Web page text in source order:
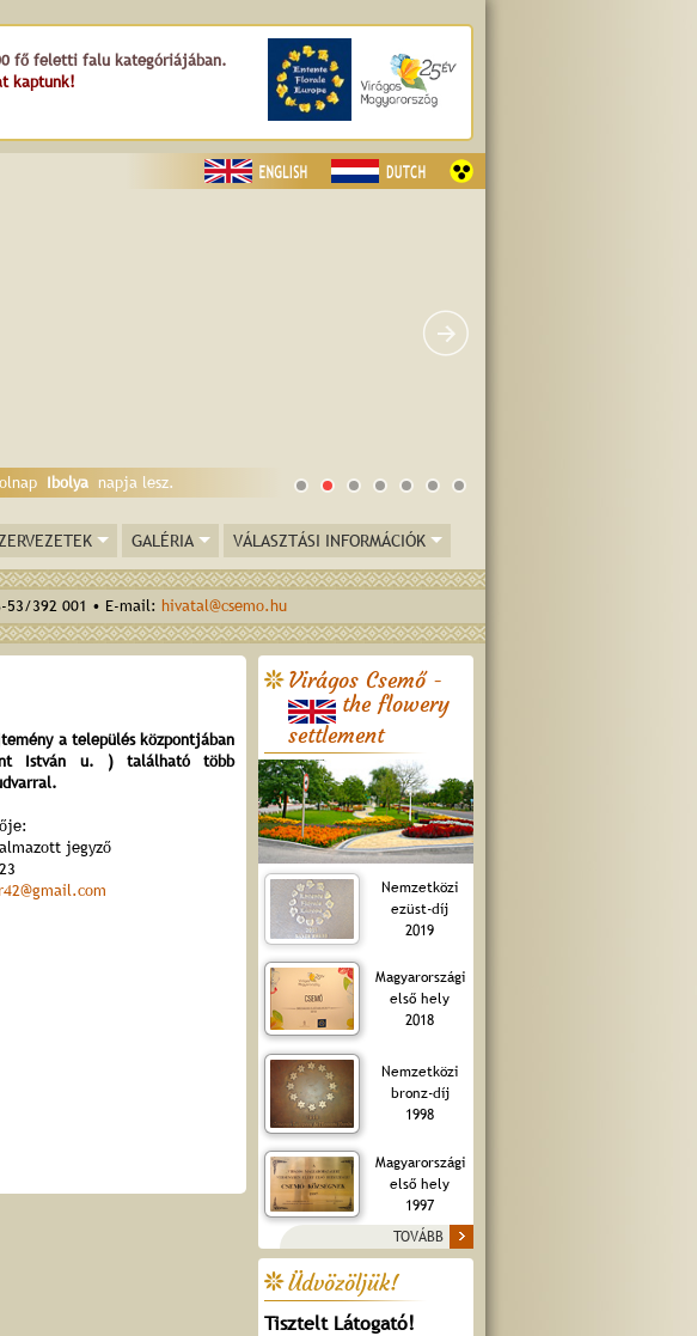
fő feletti falu kategóriájában.
kaptunk!
Ibolya napja lesz.
GALÉRIA VÁLASZTÁSI INFORMÁCIÓK
53/392 001 • E-mail: hivatal@csemo.hu
a település központjában
István u. ) található több
jegyző
Virágos Csemő -
the flowery
settlement
Nemzetközi
ezüst-díj
2019
Magyarországi
első hely
2018
Nemzetközi
bronz-díj
1998
Magyarországi
első hely
1997
TOVÁBB
Üdvözöljük!
Tisztelt Látogató!